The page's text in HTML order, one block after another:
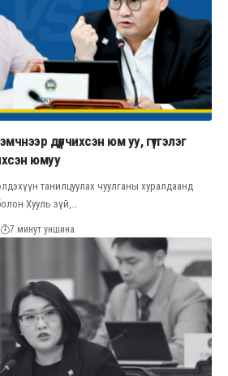
дүүрчихсэн юм уу, гүтгэлэг
юмуу
танилцуулах чуулганы хуралдаанд
Хууль зүй,…
7 минут уншина